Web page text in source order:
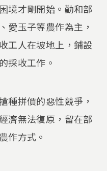
境才剛開始。勤和部
愛玉子等農作為主，
工人在坡地上，鋪設
採收工作。
種拼價的惡性競爭，
濟無法復原，留在部
作方式。